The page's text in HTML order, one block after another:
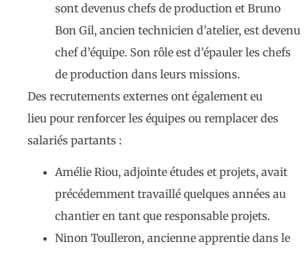
sont devenus chefs de production et Bruno
Bon Gil, ancien technicien d’atelier, est devenu
chef d’équipe. Son rôle est d’épauler les chefs
de production dans leurs missions.
Des recrutements externes ont également eu
lieu pour renforcer les équipes ou remplacer des
salariés partants :
Amélie Riou, adjointe études et projets, avait
précédemment travaillé quelques années au
chantier en tant que responsable projets.
Ninon Toulleron, ancienne apprentie dans le